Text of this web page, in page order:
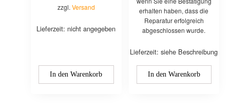
zzgl.Versand
Lieferzeit: nicht angegeben
In den Warenkorb
erhalten haben, dass die
Reparatur erfolgreich
abgeschlossen wurde.
Lieferzeit: siehe Beschreibung
In den Warenkorb